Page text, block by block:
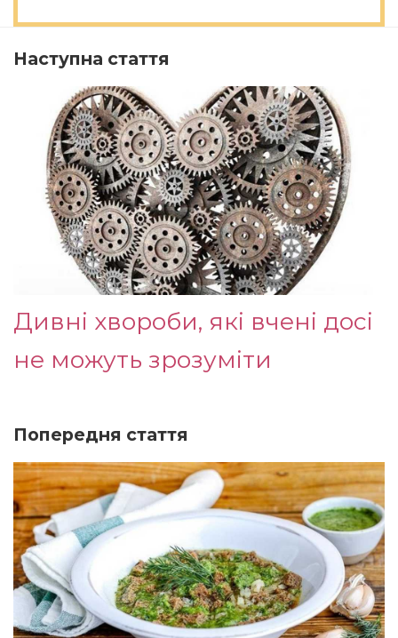
Наступна стаття
Дивні хвороби, які вчені досі
не можуть зрозуміти
Попередня стаття